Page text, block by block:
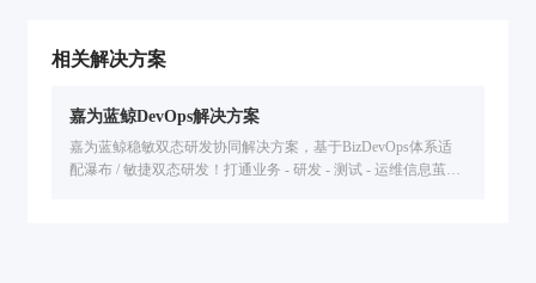
相关解决方案
嘉为蓝鲸DevOps解决方案
嘉为蓝鲸稳敏双态研发协同解决方案，基于BizDevOps体系适
配瀑布 / 敏捷双态研发！打通业务 - 研发 - 测试 - 运维信息茧